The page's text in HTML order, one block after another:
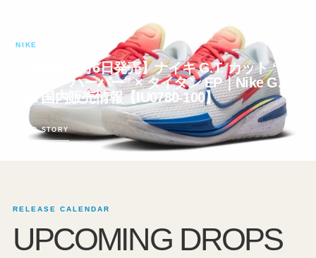
NIKE
【2026年8月6日発売】ナイキ G.T. カット “デ
ィラン・ハーパー” × タイタン EP｜Nike G.T.
Cut 国内販売情報【IU0780-100】
READ STORY
RELEASE CALENDAR
UPCOMING DROPS